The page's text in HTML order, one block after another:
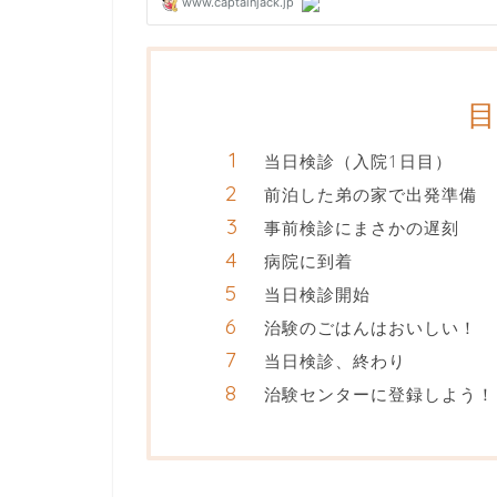
当日検診（入院1日目）
前泊した弟の家で出発準備
事前検診にまさかの遅刻
病院に到着
当日検診開始
治験のごはんはおいしい！
当日検診、終わり
治験センターに登録しよう！